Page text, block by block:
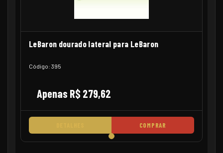
LeBaron dourado lateral para LeBaron
Código: 395
Apenas R$ 279,62
COMPRAR